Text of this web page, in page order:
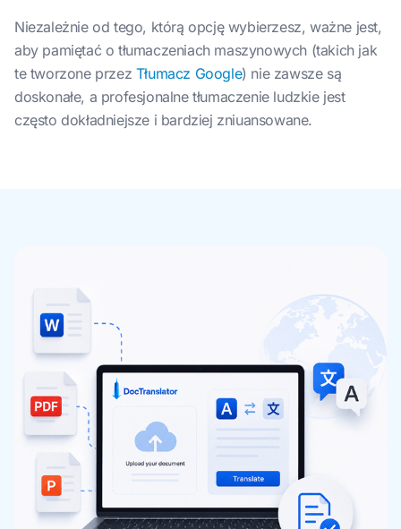
Niezależnie od tego, którą opcję wybierzesz, ważne jest,
aby pamiętać o tłumaczeniach maszynowych (takich jak
te tworzone przez Tłumacz Google) nie zawsze są
doskonałe, a profesjonalne tłumaczenie ludzkie jest
często dokładniejsze i bardziej zniuansowane.